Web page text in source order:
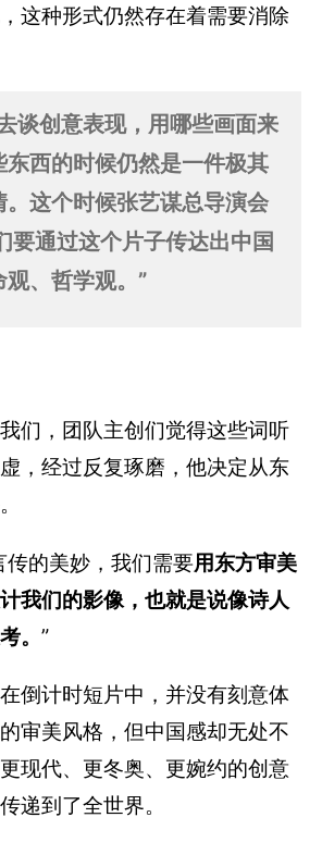
这种形式仍然存在着需要消除
谈创意表现，用哪些画面来
东西的时候仍然是一件极其
。这个时候张艺谋总导演会
要通过这个片子传达出中国
观、哲学观。”
们，团队主创们觉得这些词听
，经过反复琢磨，他决定从东
传的美妙，我们需要用东方审美
我们的影像，也就是说像诗人
。”
倒计时短片中，并没有刻意体
审美风格，但中国感却无处不
现代、更冬奥、更婉约的创意
递到了全世界。